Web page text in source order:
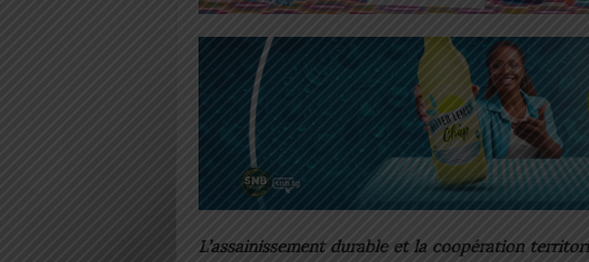
L’assainissement durableet la coopération